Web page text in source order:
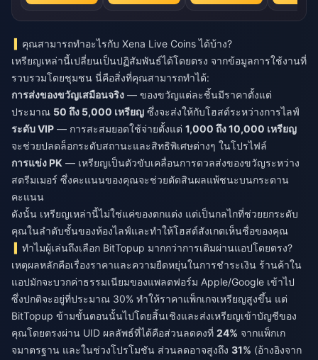
คุณสามารถทำอะไรกับ Xena Live Coins ได้บ้าง?
เหรียญเหล่านี้เปลี่ยนเป็นปฏิสัมพันธ์ได้โดยตรง จากข้อมูลการใช้งานที่
รวบรวมโดยชุมชน นี่คือสิ่งที่คุณสามารถทำได้:
การส่งของขวัญเสมือนจริง — ของขวัญแต่ละชิ้นมีราคาตั้งแต่
ประมาณ 50 ถึง 5,000 เหรียญ ซึ่งจะส่งให้กับโฮสต์ระหว่างการไลฟ์
ระดับ VIP — การสะสมยอดใช้จ่ายตั้งแต่ 1,000 ถึง 10,000 เหรียญ
จะช่วยปลดล็อกระดับสถานะและสิทธิพิเศษต่างๆ ในโปรไฟล์
การแข่ง PK — เหรียญเป็นตัวขับเคลื่อนการดวลส่งของขวัญระหว่าง
สตรีมเมอร์ ซึ่งคะแนนของคุณจะช่วยตัดสินผลแพ้ชนะบนกระดาน
คะแนน
ดังนั้น เหรียญเหล่านี้ไม่ใช่แค่ของตกแต่ง แต่เป็นกลไกที่ช่วยยกระดับ
คุณในลำดับชั้นของห้องไลฟ์และทำให้โฮสต์สังเกตเห็นชื่อของคุณ
ทำไมผู้เล่นถึงเลือก BitTopup มากกว่าการเติมผ่านแอปโดยตรง?
เหตุผลหลักคือเรื่องราคาและความยืดหยุ่นในการชำระเงิน ร้านค้าใน
แอปมักจะบวกค่าธรรมเนียมของแพลตฟอร์ม Apple/Google เข้าไป
ซึ่งปกติจะอยู่ที่ประมาณ 30% ทำให้ราคาแพ็กเกจเหรียญสูงขึ้น แต่
BitTopup ข้ามขั้นตอนนั้นไปโดยสิ้นเชิงและส่งเหรียญเข้าบัญชีของ
คุณโดยตรงผ่าน UID ผลลัพธ์ที่ได้คือส่วนลดคงที่ 24% จากแพ็กเก
จมาตรฐาน และในช่วงโปรโมชัน ส่วนลดอาจสูงถึง 31% (อ้างอิงจาก